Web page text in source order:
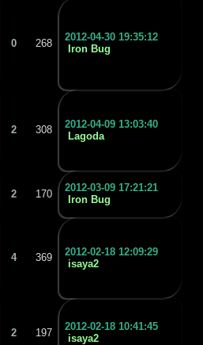
0 268
2012-04-30 19:35:12
Iron Bug
2 308
2012-04-09 13:03:40
Lagoda
2 170
2012-03-09 17:21:21
Iron Bug
4 369
2012-02-18 12:09:29
isaya2
2 197
2012-02-18 10:41:45
isaya2